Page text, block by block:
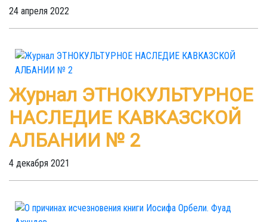
24 апреля 2022
Журнал ЭТНОКУЛЬТУРНОЕ
НАСЛЕДИЕ КАВКАЗСКОЙ
АЛБАНИИ № 2
4 декабря 2021